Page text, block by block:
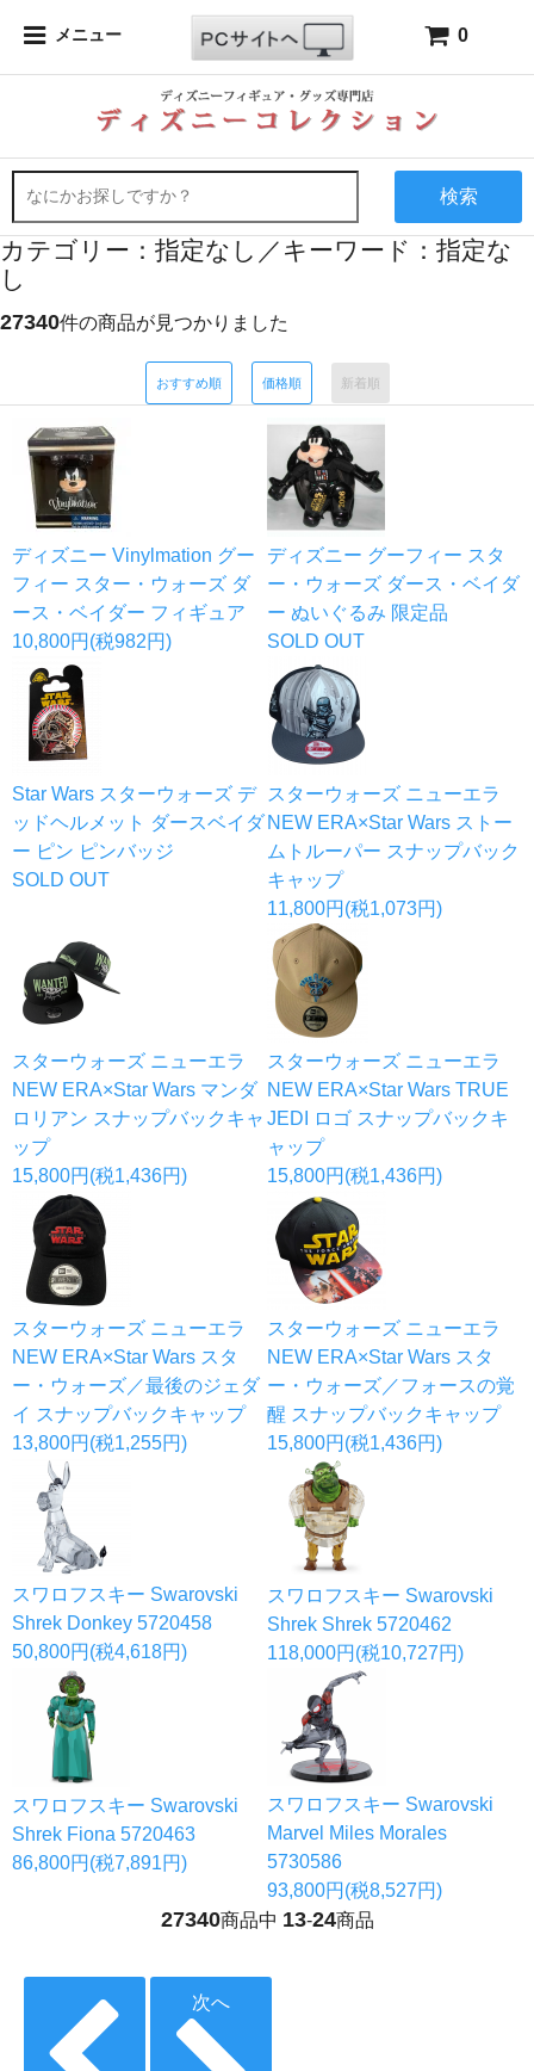
メニュー 0
検索
カテゴリー：指定なし／キーワード：指定な
し
27340件の商品が見つかりました
おすすめ順 価格順 新着順
ディズニー Vinylmation グー
フィー スター・ウォーズ ダ
ース・ベイダー フィギュア
10,800円(税982円)
ディズニー グーフィー スタ
ー・ウォーズ ダース・ベイダ
ー ぬいぐるみ 限定品
SOLD OUT
Star Wars スターウォーズ デ
ッドヘルメット ダースベイダ
ー ピン ピンバッジ
SOLD OUT
スターウォーズ ニューエラ
NEW ERA×Star Wars ストー
ムトルーパー スナップバック
キャップ
11,800円(税1,073円)
スターウォーズ ニューエラ
NEW ERA×Star Wars マンダ
ロリアン スナップバックキャ
ップ
15,800円(税1,436円)
スターウォーズ ニューエラ
NEW ERA×Star Wars TRUE
JEDI ロゴ スナップバックキ
ャップ
15,800円(税1,436円)
スターウォーズ ニューエラ
NEW ERA×Star Wars スタ
ー・ウォーズ／最後のジェダ
イ スナップバックキャップ
13,800円(税1,255円)
スターウォーズ ニューエラ
NEW ERA×Star Wars スタ
ー・ウォーズ／フォースの覚
醒 スナップバックキャップ
15,800円(税1,436円)
スワロフスキー Swarovski
Shrek Donkey 5720458
50,800円(税4,618円)
スワロフスキー Swarovski
Shrek Shrek 5720462
118,000円(税10,727円)
スワロフスキー Swarovski
Shrek Fiona 5720463
86,800円(税7,891円)
スワロフスキー Swarovski
Marvel Miles Morales
5730586
93,800円(税8,527円)
27340商品中 13-24商品
次へ